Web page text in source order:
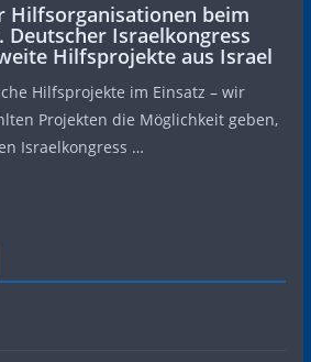
Hilfsorganisationen beim
Deutscher Israelkongress
Hilfsprojekte aus Israel
Hilfsprojekte im Einsatz – wir
Projekten die Möglichkeit geben,
Israelkongress …